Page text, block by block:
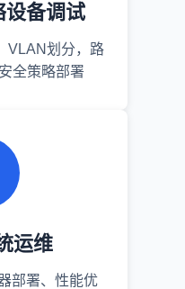
设备调试
VLAN划分，路
全策略部署
运维
部署、性能优